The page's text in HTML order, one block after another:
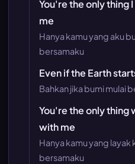
You're the only thing
me
Hanya kamu yang aku
bersamaku
Even if the Earth
Bahkan jika bumi mulai
You're the only thing
with me
Hanya kamu yang layak
bersamaku